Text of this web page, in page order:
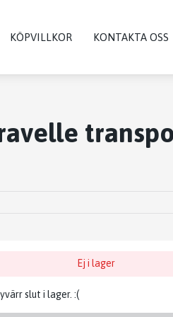
KÖPVILLKOR KONTAKTA OSS
Ej i lager
slut i lager. :(